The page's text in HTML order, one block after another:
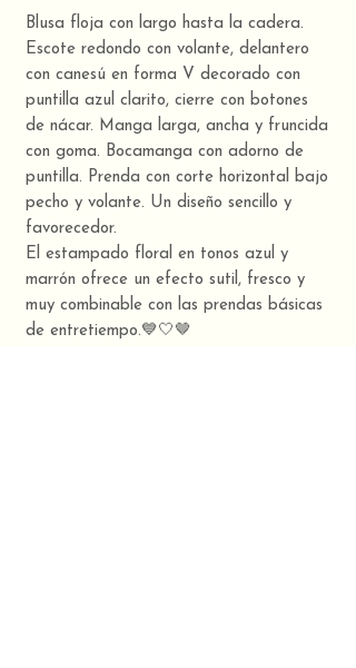
Blusa floja con largo hasta la cadera.
Escote redondo con volante, delantero
con canesú en forma V decorado con
puntilla azul clarito, cierre con botones
de nácar. Manga larga, ancha y fruncida
con goma. Bocamanga con adorno de
puntilla. Prenda con corte horizontal bajo
pecho y volante. Un diseño sencillo y
favorecedor.
El estampado floral en tonos azul y
marrón ofrece un efecto sutil, fresco y
muy combinable con las prendas básicas
de entretiempo.💙🤍🤎